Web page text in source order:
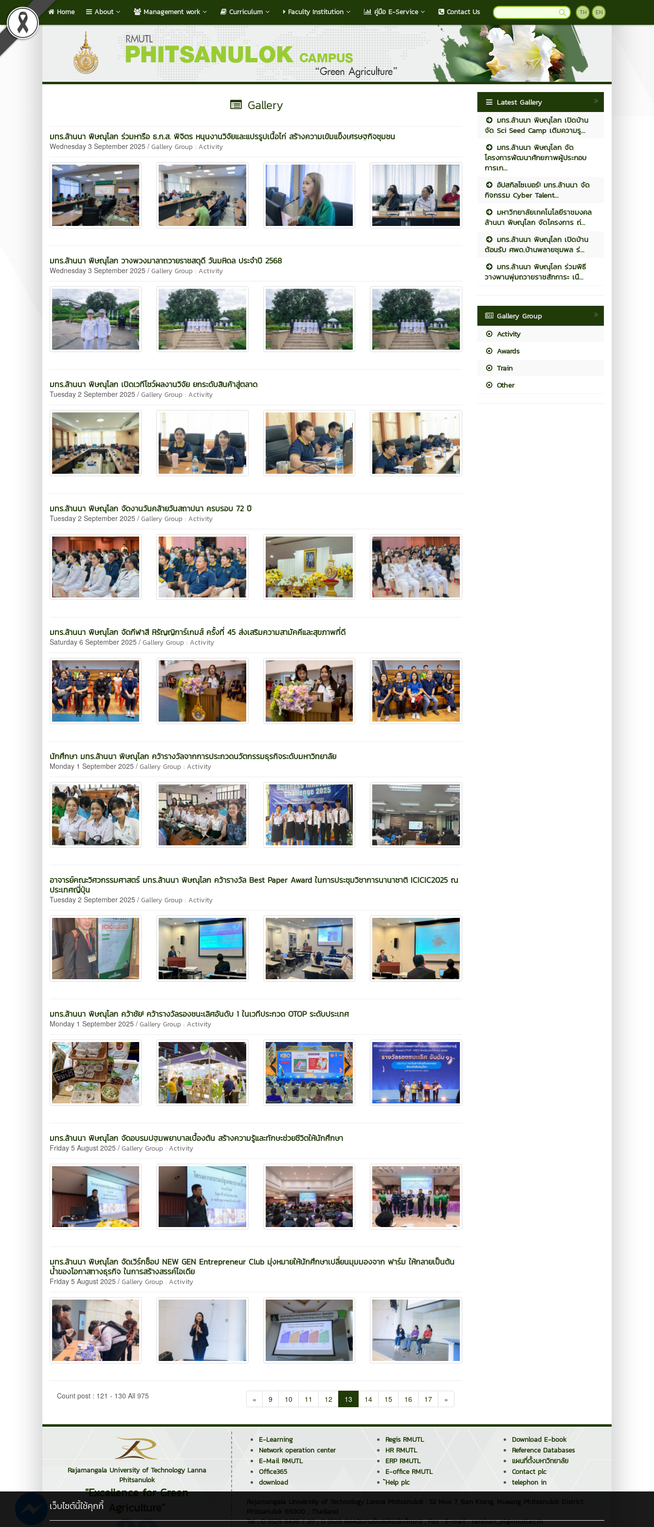
Home About Management work Curriculum Faculty Institution คู่มือ E-Service Contact Us TH EN
Gallery
มทร.ล้านนา พิษณุโลก ร่วมหารือ ธ.ก.ส. พิจิตร หนุนงานวิจัยและแปรรูปเนื้อไก่ สร้างความเข้มแข็งเศรษฐกิจชุมชน
Wednesday 3 September 2025 / Gallery Group : Activity
มทร.ล้านนา พิษณุโลก วางพวงมาลาถวายราชสดุดี วันมหิดล ประจำปี 2568
Wednesday 3 September 2025 / Gallery Group : Activity
มทร.ล้านนา พิษณุโลก เปิดเวทีโชว์ผลงานวิจัย ยกระดับสินค้าสู่ตลาด
Tuesday 2 September 2025 / Gallery Group : Activity
มทร.ล้านนา พิษณุโลก จัดงานวันคล้ายวันสถาปนา ครบรอบ 72 ปี
Tuesday 2 September 2025 / Gallery Group : Activity
มทร.ล้านนา พิษณุโลก จัดกีฬาสี หิรัญญิการ์เกมส์ ครั้งที่ 45 ส่งเสริมความสามัคคีและสุขภาพที่ดี
Saturday 6 September 2025 / Gallery Group : Activity
นักศึกษา มทร.ล้านนา พิษณุโลก คว้ารางวัลจากการประกวดนวัตกรรมธุรกิจระดับมหาวิทยาลัย
Monday 1 September 2025 / Gallery Group : Activity
อาจารย์คณะวิศวกรรมศาสตร์ มทร.ล้านนา พิษณุโลก คว้ารางวัล Best Paper Award ในการประชุมวิชาการนานาชาติ ICICIC2025 ณ
ประเทศญี่ปุ่น
Tuesday 2 September 2025 / Gallery Group : Activity
มทร.ล้านนา พิษณุโลก คว้าชัย! คว้ารางวัลรองชนะเลิศอันดับ 1 ในเวทีประกวด OTOP ระดับประเทศ
Monday 1 September 2025 / Gallery Group : Activity
มทร.ล้านนา พิษณุโลก จัดอบรมปฐมพยาบาลเบื้องต้น สร้างความรู้และทักษะช่วยชีวิตให้นักศึกษา
Friday 5 August 2025 / Gallery Group : Activity
มทร.ล้านนา พิษณุโลก จัดเวิร์กช็อป NEW GEN Entrepreneur Club มุ่งหมายให้นักศึกษาเปลี่ยนมุมมองจาก ฟาร์ม ให้กลายเป็นต้น
น้ำของโอกาสทางธุรกิจ ในการสร้างสรรค์ไอเดีย
Friday 5 August 2025 / Gallery Group : Activity
Count post : 121 - 130 All 975 « 9 10 11 12 13 14 15 16 17 »
Latest Gallery
มทร.ล้านนา พิษณุโลก เปิดบ้าน
จัด Sci Seed Camp เติมความรู...
มทร.ล้านนา พิษณุโลก จัด
โครงการพัฒนาศักยภาพผู้ประกอบ
การเก...
อัปสกิลไซเบอร์! มทร.ล้านนา จัด
กิจกรรม Cyber Talent...
มหาวิทยาลัยเทคโนโลยีราชมงคล
ล้านนา พิษณุโลก จัดโครงการ ถ่...
มทร.ล้านนา พิษณุโลก เปิดบ้าน
ต้อนรับ ศพด.บ้านพลายชุมพล ร่...
มทร.ล้านนา พิษณุโลก ร่วมพิธี
วางพานพุ่มถวายราชสักการะ เนื...
Gallery Group
Activity
Awards
Train
Other
Rajamangala University of Technology Lanna
Phitsanulok
"Excellence for Green
Agriculture"
E-Learning
Network operation center
E-Mail RMUTL
Office365
download
Regis RMUTL
HR RMUTL
ERP RMUTL
E-office RMUTL
้Help plc
Download E-book
Reference Databases
แผนที่ตั้งมหาวิทยาลัย
Contact plc
telephon in
Rajamangala University of Technology Lanna Phitsanulok : 52 Moo 7, Ban Krang, Mueang Phitsanulok District,
Phitsanulok 65000 , Thailand
Tel : 0 5529 8438 / 39 , 0 5529 8440(งานรับสมัครนักศึกษา) , Fax : E-mail : saraban_pl@rmutl.ac.th
เว็บไซต์นี้ใช้คุกกี้